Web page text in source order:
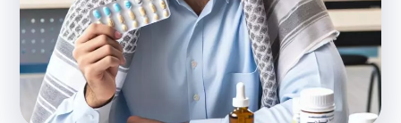
потрібний. Виняток становлять мазки та
зіскрібки. Взяття біоматеріалу для них
виконує лікар – необхідий запис до фахівця.
Аналіз вдома